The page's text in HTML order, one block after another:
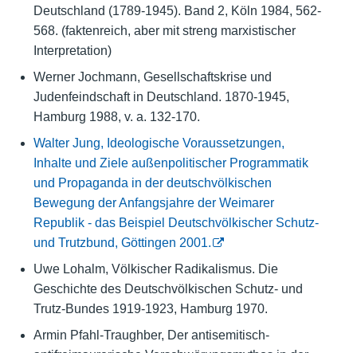
Deutschland (1789-1945). Band 2, Köln 1984, 562-
568. (faktenreich, aber mit streng marxistischer
Interpretation)
Werner Jochmann, Gesellschaftskrise und
Judenfeindschaft in Deutschland. 1870-1945,
Hamburg 1988, v. a. 132-170.
Walter Jung, Ideologische Voraussetzungen,
Inhalte und Ziele außenpolitischer Programmatik
und Propaganda in der deutschvölkischen
Bewegung der Anfangsjahre der Weimarer
Republik - das Beispiel Deutschvölkischer Schutz-
und Trutzbund, Göttingen 2001.
Uwe Lohalm, Völkischer Radikalismus. Die
Geschichte des Deutschvölkischen Schutz- und
Trutz-Bundes 1919-1923, Hamburg 1970.
Armin Pfahl-Traughber, Der antisemitisch-